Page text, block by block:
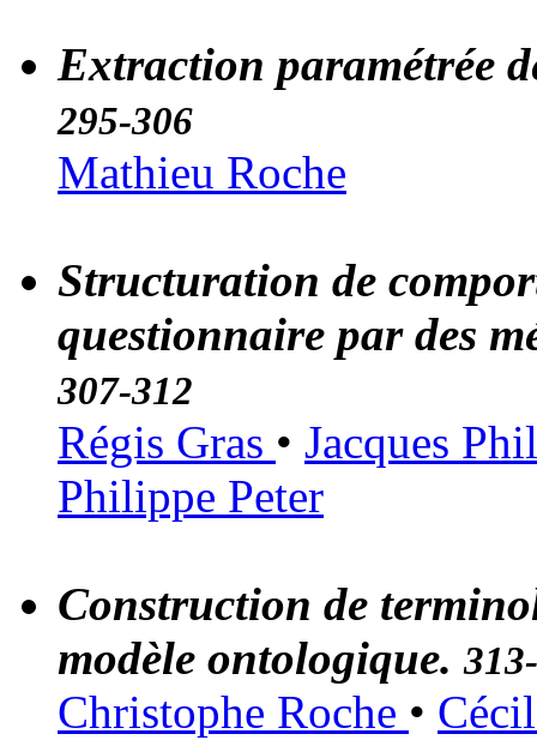
Extraction paramétrée
295-306
Mathieu Roche
Structuration de
questionnaire par des
307-312
Régis Gras • Jacques
Philippe Peter
Construction de
modèle ontologique.
Christophe Roche •